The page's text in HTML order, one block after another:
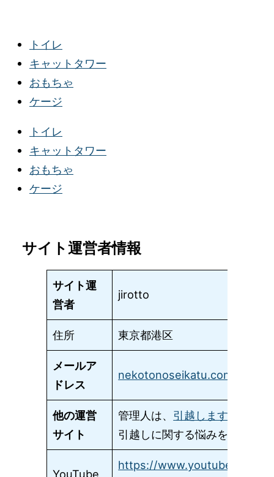
トイレ
キャットタワー
おもちゃ
ケージ
トイレ
キャットタワー
おもちゃ
ケージ
サイト運営者情報
サイト運
営者
jirotto
住所 東京都港区
メールア
ドレス
nekotonoseikatu.com＠
他の運営
サイト
管理人は、 引越します.net
引越しに関する悩みを解決す
YouTube
https://www.youtube.com/
象